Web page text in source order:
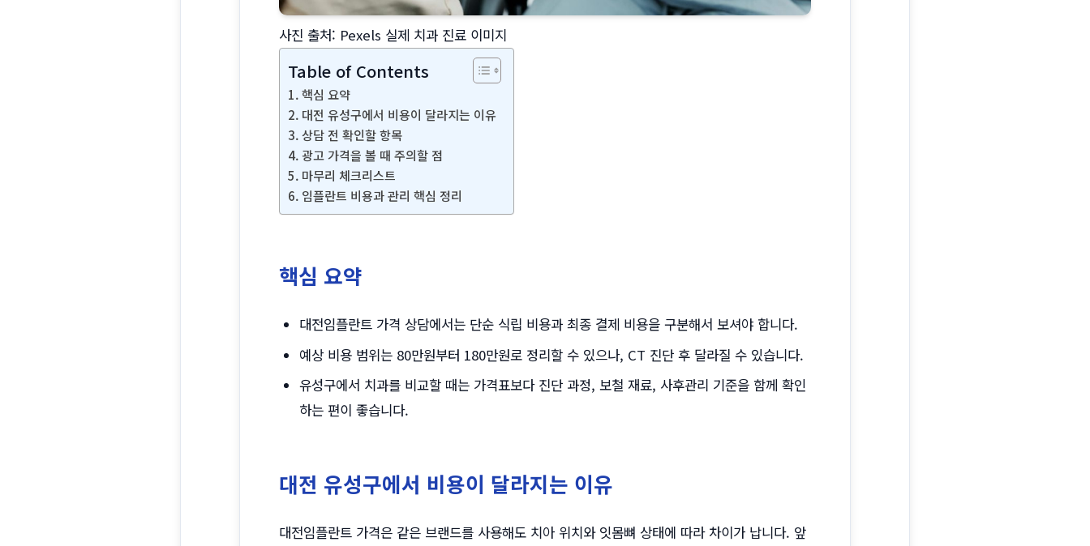
사진 출처: Pexels 실제 치과 진료 이미지
Table of Contents
핵심 요약
대전 유성구에서 비용이 달라지는 이유
상담 전 확인할 항목
광고 가격을 볼 때 주의할 점
마무리 체크리스트
임플란트 비용과 관리 핵심 정리
핵심 요약
대전임플란트 가격 상담에서는 단순 식립 비용과 최종 결제 비용을 구분해서 보셔야 합니다.
예상 비용 범위는 80만원부터 180만원로 정리할 수 있으나, CT 진단 후 달라질 수 있습니다.
유성구에서 치과를 비교할 때는 가격표보다 진단 과정, 보철 재료, 사후관리 기준을 함께 확인
하는 편이 좋습니다.
대전 유성구에서 비용이 달라지는 이유
대전임플란트 가격은 같은 브랜드를 사용해도 치아 위치와 잇몸뼈 상태에 따라 차이가 납니다. 앞